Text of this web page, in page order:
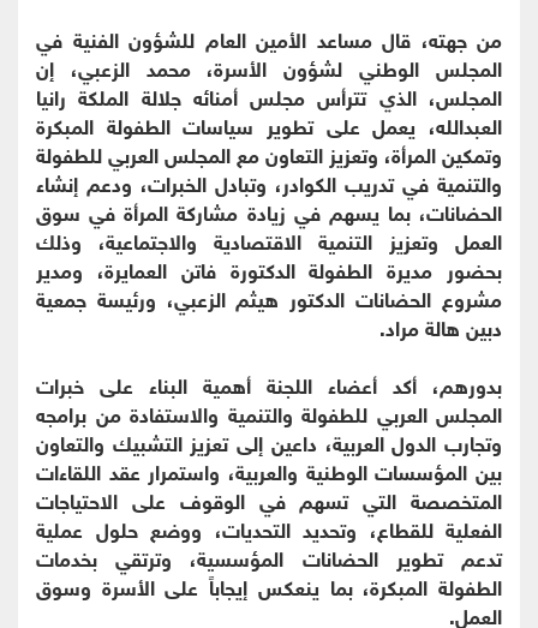
من جهته، قال مساعد الأمين العام للشؤون الفنية في
المجلس الوطني لشؤون الأسرة، محمد الزعبي، إن
المجلس، الذي تترأس مجلس أمنائه جلالة الملكة رانيا
العبدالله، يعمل على تطوير سياسات الطفولة المبكرة
وتمكين المرأة، وتعزيز التعاون مع المجلس العربي للطفولة
والتنمية في تدريب الكوادر، وتبادل الخبرات، ودعم إنشاء
الحضانات، بما يسهم في زيادة مشاركة المرأة في سوق
العمل وتعزيز التنمية الاقتصادية والاجتماعية، وذلك
بحضور مديرة الطفولة الدكتورة فاتن العمايرة، ومدير
مشروع الحضانات الدكتور هيثم الزعبي، ورئيسة جمعية
دبين هالة مراد.
بدورهم، أكد أعضاء اللجنة أهمية البناء على خبرات
المجلس العربي للطفولة والتنمية والاستفادة من برامجه
وتجارب الدول العربية، داعين إلى تعزيز التشبيك والتعاون
بين المؤسسات الوطنية والعربية، واستمرار عقد اللقاءات
المتخصصة التي تسهم في الوقوف على الاحتياجات
الفعلية للقطاع، وتحديد التحديات، ووضع حلول عملية
تدعم تطوير الحضانات المؤسسية، وترتقي بخدمات
الطفولة المبكرة، بما ينعكس إيجاباً على الأسرة وسوق
العمل.